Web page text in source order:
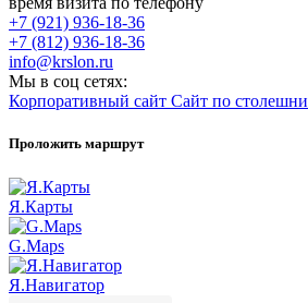
+7 (921) 936-18-36
+7 (812) 936-18-36
info@krslon.ru
Мы в соц сетях:
Корпоративный сайт Сайт по
Проложить маршрут
Я.Карты
G.Maps
Я.Навигатор